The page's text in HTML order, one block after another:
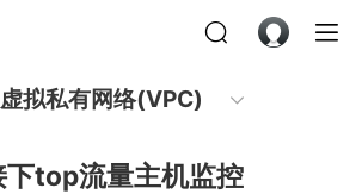
虚拟私有网络(VPC)
下top流量主机监控